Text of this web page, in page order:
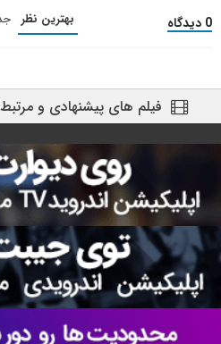
0 دیدگاه بهترین نظر
فیلم های پیشنهادی و مرتبط